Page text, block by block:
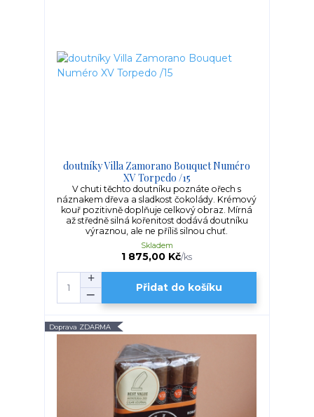
doutníky Villa Zamorano Bouquet Numéro
XV Torpedo /15
V chuti těchto doutníku poznáte ořech s
náznakem dřeva a sladkost čokolády. Krémový
kouř pozitivně doplňuje celkový obraz. Mírná
až středně silná kořenitost dodává doutníku
výraznou, ale ne příliš silnou chuť.
1 875,00 Kč/ks
Skladem
Přidat do košíku
Doprava ZDARMA